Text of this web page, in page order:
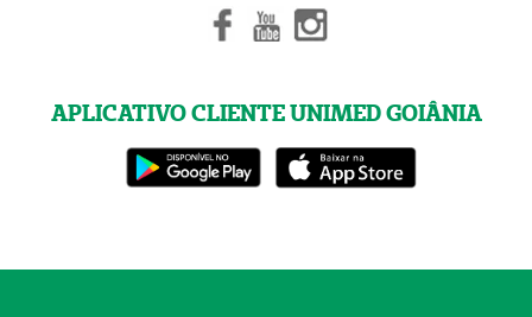
APLICATIVO CLIENTE UNIMED GOIÂNIA